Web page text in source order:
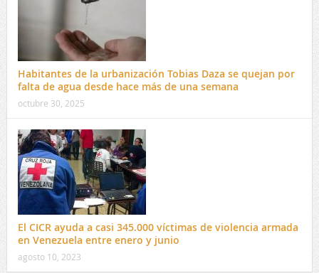
Habitantes de la urbanización Tobias Daza se quejan por
falta de agua desde hace más de una semana
octubre 30, 2025
El CICR ayuda a casi 345.000 víctimas de violencia armada
en Venezuela entre enero y junio
agosto 10, 2023